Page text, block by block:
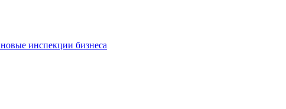
инспекции бизнеса